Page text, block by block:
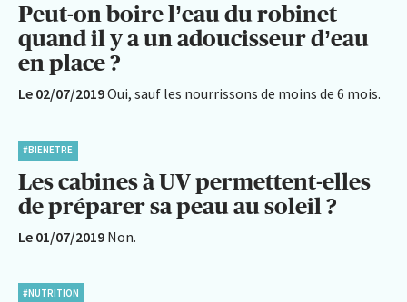
Peut-on boire l’eau du robinet
quand il y a un adoucisseur d’eau
en place ?
Le 02/07/2019Oui, sauf les nourrissons de moins de 6 mois.
#BIENETRE
Les cabines à UV permettent-elles
de préparer sa peau au soleil ?
Le 01/07/2019 Non.
#NUTRITION